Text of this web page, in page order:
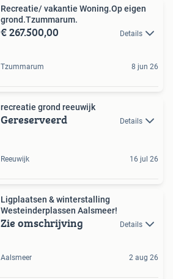
Recreatie/ vakantie Woning.Op eigen
grond.Tzummarum.
€ 267.500,00 Details
Tzummarum 8 jun 26
recreatie grond reeuwijk
Gereserveerd Details
Reeuwijk 16 jul 26
Ligplaatsen & winterstalling
Westeinderplassen Aalsmeer!
Zie omschrijving Details
Aalsmeer 2 aug 26